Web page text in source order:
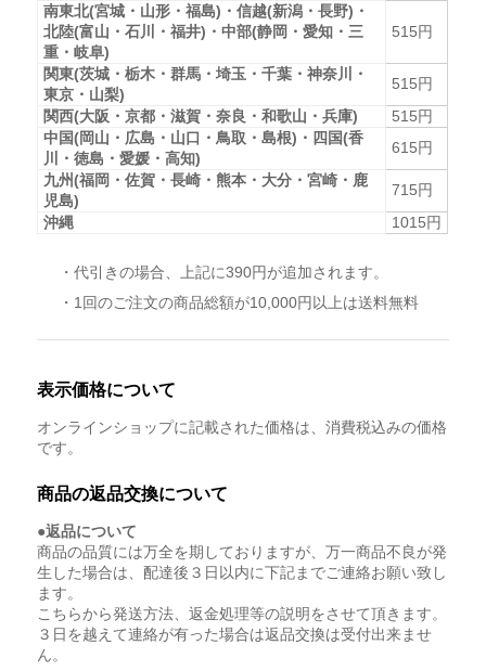
南東北(宮城・山形・福島)・信越(新潟・長野)・
北陸(富山・石川・福井)・中部(静岡・愛知・三
重・岐阜)
515円
関東(茨城・栃木・群馬・埼玉・千葉・神奈川・
東京・山梨)
515円
関西(大阪・京都・滋賀・奈良・和歌山・兵庫)
515円
中国(岡山・広島・山口・鳥取・島根)・四国(香
川・徳島・愛媛・高知)
615円
九州(福岡・佐賀・長崎・熊本・大分・宮崎・鹿
児島)
715円
沖縄
1015円
・代引きの場合、上記に390円が追加されます。
・1回のご注文の商品総額が10,000円以上は送料無料
表示価格について
オンラインショップに記載された価格は、消費税込みの価格
です。
商品の返品交換について
●返品について
商品の品質には万全を期しておりますが、万一商品不良が発
生した場合は、配達後３日以内に下記までご連絡お願い致し
ます。
こちらから発送方法、返金処理等の説明をさせて頂きます。
３日を越えて連絡が有った場合は返品交換は受付出来ませ
ん。